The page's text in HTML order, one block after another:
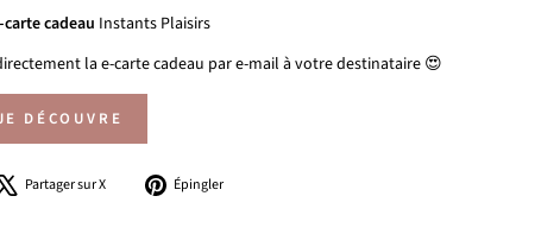
carte cadeau Instants Plaisirs
la e-carte cadeau par e-mail à votre destinataire 😍
DÉCOUVRE
Partager sur X
TweeterÉpingler